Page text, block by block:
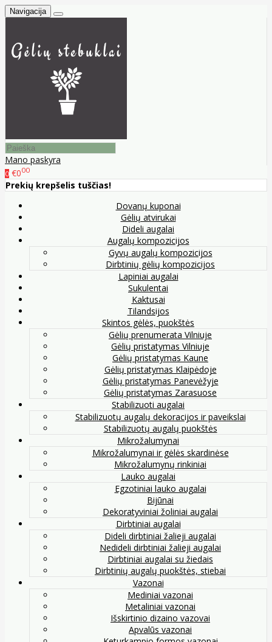
Navigacija
Mano paskyra
0 €000
Prekių krepšelis tuščias!
Dovanų kuponai
Gėlių atvirukai
Dideli augalai
Augalų kompozicijos
Gyvų augalų kompozicijos
Dirbtinių gėlių kompozicijos
Lapiniai augalai
Sukulentai
Kaktusai
Tilandsijos
Skintos gėlės, puokštės
Gėlių prenumerata Vilniuje
Gėlių pristatymas Vilniuje
Gėlių pristatymas Kaune
Gėlių pristatymas Klaipėdoje
Gėlių pristatymas Panevėžyje
Gėlių pristatymas Zarasuose
Stabilizuoti augalai
Stabilizuotų augalų dekoracijos ir paveikslai
Stabilizuotų augalų puokštės
Mikrožalumynai
Mikrožalumynai ir gėlės skardinėse
Mikrožalumynų rinkiniai
Lauko augalai
Egzotiniai lauko augalai
Bijūnai
Dekoratyviniai žoliniai augalai
Dirbtiniai augalai
Dideli dirbtiniai žalieji augalai
Nedideli dirbtiniai žalieji augalai
Dirbtiniai augalai su žiedais
Dirbtinių augalų puokštės, stiebai
Vazonai
Mediniai vazonai
Metaliniai vazonai
Išskirtinio dizaino vazovai
Apvalūs vazonai